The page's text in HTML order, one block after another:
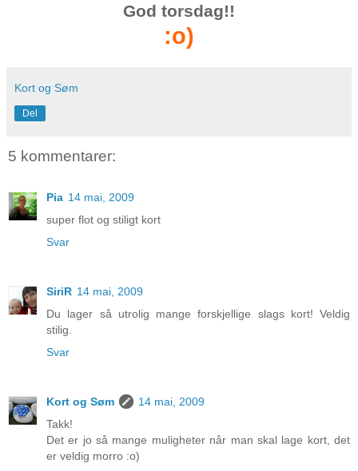
God torsdag!!
:o)
Kort og Søm
Del
5 kommentarer:
Pia 14 mai, 2009
super flot og stiligt kort
Svar
SiriR 14 mai, 2009
Du lager så utrolig mange forskjellige slags kort! Veldig
stilig.
Svar
Kort og Søm
14 mai, 2009
Takk!
Det er jo så mange muligheter når man skal lage kort, det
er veldig morro :o)